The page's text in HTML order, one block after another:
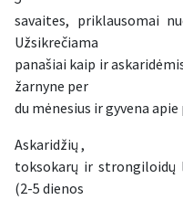
savaites, priklausomai
Užsikrečiama
panašiai kaip ir
žarnyne per
du mėnesius ir gyvena
Askaridžių ,
toksokarų ir strongiloidų
(2-5 dienos